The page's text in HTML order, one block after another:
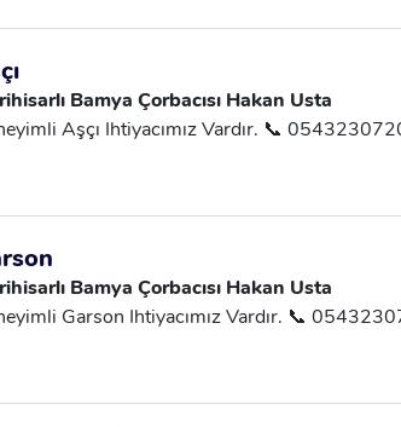
Bamya Çorbacısı Hakan Usta
Aşçı Ihtiyacımız Vardır. 📞
Bamya Çorbacısı Hakan Usta
Garson Ihtiyacımız Vardır. 📞